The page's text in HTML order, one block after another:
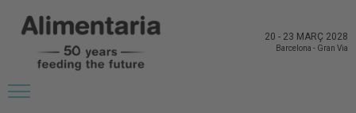
20 - 23 MARÇ 2028
Barcelona - Gran Via